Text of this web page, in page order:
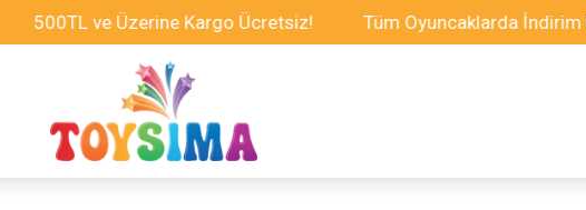
500TL ve Üzerine Kargo Ücretsiz! Tüm Oyuncaklarda İndirim